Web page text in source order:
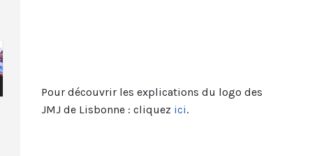
Pour découvrir les explications du logo des
JMJ de Lisbonne : cliquez ici.